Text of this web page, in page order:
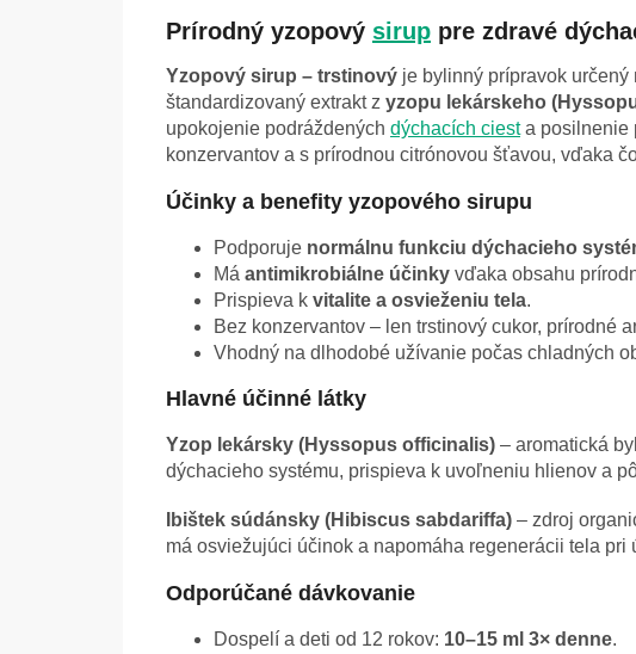
Prírodný yzopový sirup pre zdravé
Yzopový sirup – trstinový je bylinný prípravok
štandardizovaný extrakt z yzopu lekárskeho
upokojenie podráždených dýchacích ciesta posilnenie
konzervantov a s prírodnou citrónovou šťavou, vďaka
Účinky a benefity yzopového sirupu
Podporuje normálnu funkciu dýchacieho
Má antimikrobiálne účinky vďaka obsahu
Prispieva k vitalite a osvieženiu tela.
Bez konzervantov – len trstinový cukor, prírodné
Vhodný na dlhodobé užívanie počas chladných
Hlavné účinné látky
Yzop lekársky (Hyssopus officinalis) – aromatická
dýchacieho systému, prispieva k uvoľneniu hlienov a
Ibištek súdánsky (Hibiscus sabdariffa) – zdroj
má osviežujúci účinok a napomáha regenerácii tela pri
Odporúčané dávkovanie
Dospelí a deti od 12 rokov: 10–15 ml 3× denne.